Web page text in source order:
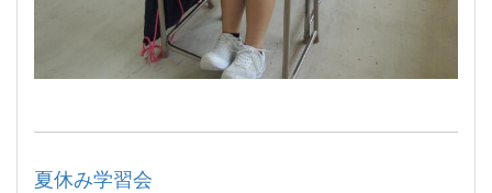
夏休み学習会